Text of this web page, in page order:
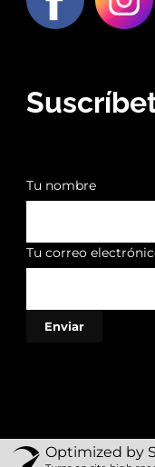
Tu nombre
Tu correo
Optimized by